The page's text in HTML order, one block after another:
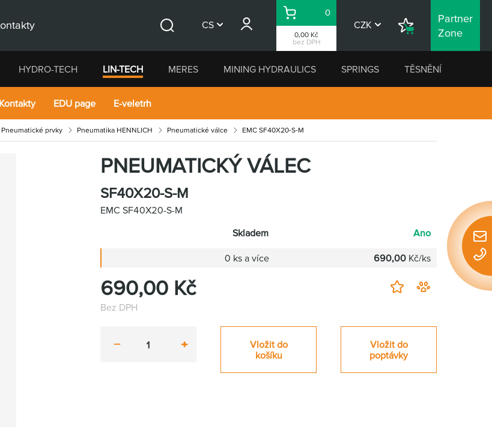
CS
0,00 Kč
bez DPH
Košík
0
CZK
Nákupní
Partner
Zone
HYDRO-TECH LIN-TECH MERES MINING HYDRAULICS SPRINGS TĚSNĚNÍ
Kontakty EDU page E-veletrh
Pneumatické prvky Pneumatika HENNLICH Pneumatické válce EMC SF40X20-S-M
PNEUMATICKÝ VÁLEC
SF40X20-S-M
EMC SF40X20-S-M
Skladem Ano
0 ks a více 690,00 Kč/ks
690,00 Kč
Bez DPH
plus
Vložit do
košíku
Vložit do
poptávky